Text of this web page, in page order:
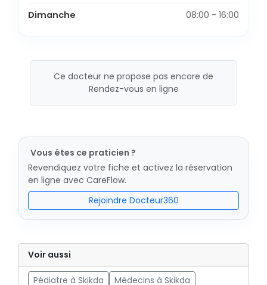
Dimanche
08:00 - 16:00
Ce docteur ne propose pas encore de
Rendez-vous en ligne
Vous êtes ce praticien ?
Revendiquez votre fiche et activez la réservation
en ligne avec CareFlow.
Rejoindre Docteur360
Voir aussi
Pédiatre à Skikda Médecins à Skikda